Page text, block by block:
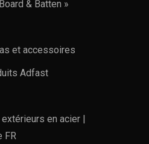
& Batten »
et accessoires
Adfast
en acier |
FR